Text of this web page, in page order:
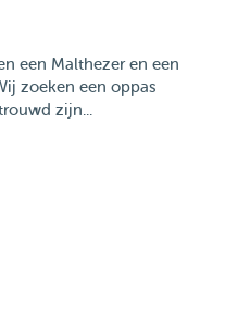
een Malthezer en een
zoeken een oppas
zijn...